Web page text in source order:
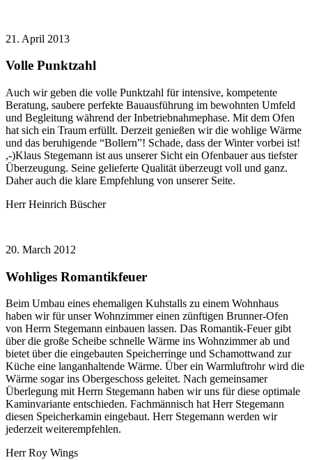
21. April 2013
Volle Punktzahl
Auch wir geben die volle Punktzahl für intensive, kompetente
Beratung, saubere perfekte Bauausführung im bewohnten Umfeld
und Begleitung während der Inbetriebnahmephase. Mit dem Ofen
hat sich ein Traum erfüllt. Derzeit genießen wir die wohlige Wärme
und das beruhigende “Bollern”! Schade, dass der Winter vorbei ist!
,-)Klaus Stegemann ist aus unserer Sicht ein Ofenbauer aus tiefster
Überzeugung. Seine gelieferte Qualität überzeugt voll und ganz.
Daher auch die klare Empfehlung von unserer Seite.
Herr Heinrich Büscher
20. March 2012
Wohliges Romantikfeuer
Beim Umbau eines ehemaligen Kuhstalls zu einem Wohnhaus
haben wir für unser Wohnzimmer einen zünftigen Brunner-Ofen
von Herrn Stegemann einbauen lassen. Das Romantik-Feuer gibt
über die große Scheibe schnelle Wärme ins Wohnzimmer ab und
bietet über die eingebauten Speicherringe und Schamottwand zur
Küche eine langanhaltende Wärme. Über ein Warmluftrohr wird die
Wärme sogar ins Obergeschoss geleitet. Nach gemeinsamer
Überlegung mit Herrn Stegemann haben wir uns für diese optimale
Kaminvariante entschieden. Fachmännisch hat Herr Stegemann
diesen Speicherkamin eingebaut. Herr Stegemann werden wir
jederzeit weiterempfehlen.
Herr Roy Wings